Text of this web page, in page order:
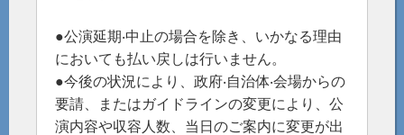
●公演延期‧中止の場合を除き、いかなる理由
においても払い戻しは行いません。
●今後の状況により、政府‧自治体‧会場からの
要請、またはガイドラインの変更により、公
演内容や収容人数、当日のご案内に変更が出